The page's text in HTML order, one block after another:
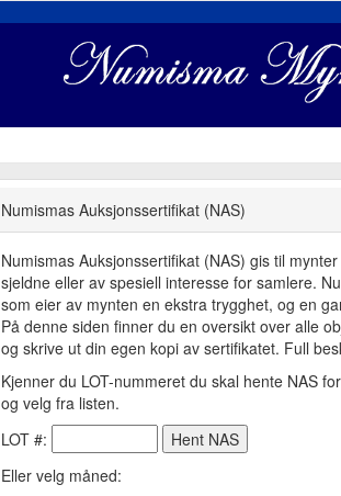
Numismas Auksjonssertifikat (NAS)
Numismas Auksjonssertifikat (NAS) gis til
sjeldne eller av spesiell interesse for samlere.
som eier av mynten en ekstra trygghet, og en
På denne siden finner du en oversikt over alle
og skrive ut din egen kopi av sertifikatet. Full
Kjenner du LOT-nummeret du skal hente NAS
og velg fra listen.
LOT #:
Eller velg måned: